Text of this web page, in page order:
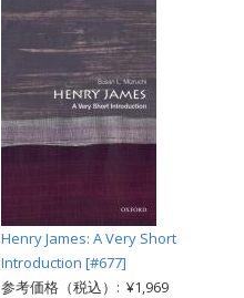
Henry James: A Very Short
Introduction [#677]
参考価格（税込）: ¥1,969